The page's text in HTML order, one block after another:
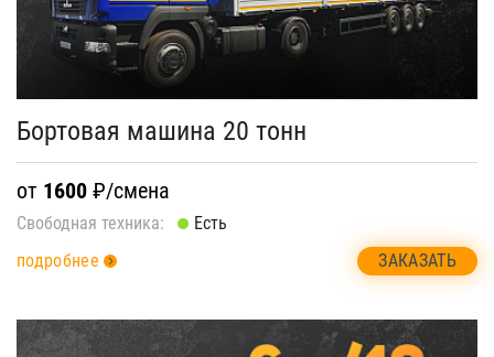
Бортовая машина 20 тонн
от 1600 ₽/смена
Свободная техника:
Есть
подробнее
ЗАКАЗАТЬ